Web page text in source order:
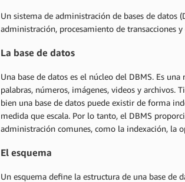
Un sistema de administración de bases de datos
administración, procesamiento de transacciones
La base de datos
Una base de datos es el núcleo del DBMS. Es
palabras, números, imágenes, videos y archivos.
bien una base de datos puede existir de forma
medida que escala. Por lo tanto, el DBMS
administración comunes, como la indexación, la
El esquema
Un esquema define la estructura de una base de